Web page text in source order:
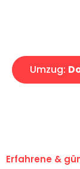
Umzug:
Erfahrene &